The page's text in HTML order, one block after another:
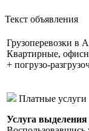
Текст объявления
Грузоперевозки в
Квартирные,
+ погрузо-
Платные услуги
Услуга